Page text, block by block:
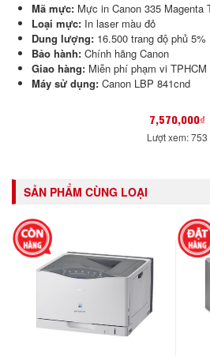
Mã mực: Mực in Canon 335 Magenta
Loại mực: In laser màu đỏ
Dung lượng: 16.500 trang độ phủ 5%
Bảo hành: Chính hãng Canon
Giao hàng: Miễn phí phạm vi TPHCM
Máy sử dụng: Canon LBP 841cnd
7,570,000₫
Lượt xem: 753
SẢN PHẨM CÙNG LOẠI